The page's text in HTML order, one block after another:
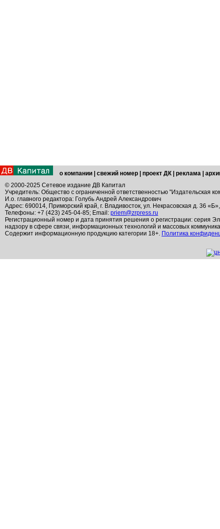
о компании свежий номер проект ДК реклама
© 2000-2025 Сетевое издание ДВ Капитал
Учредитель: Общество с ограниченной ответственностью "Издательская
И.о. главного редактора: Голубь Андрей Александрович
Адрес: 690014, Приморский край, г. Владивосток, ул. Некрасовская д. 36
Телефоны: +7 (423) 245-04-85; Email: priem@zrpress.ru
Регистрационный номер и дата принятия решения о регистрации: серия
надзору в сфере связи, информационных технологий и массовых
Содержит информационную продукцию категории 18+. Политика